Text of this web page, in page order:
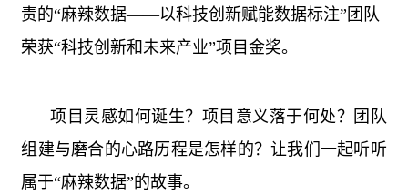
责的“麻辣数据——以科技创新赋能数据标注”团队
荣获“科技创新和未来产业”项目金奖。
项目灵感如何诞生？项目意义落于何处？团队
组建与磨合的心路历程是怎样的？让我们一起听听
属于“麻辣数据”的故事。